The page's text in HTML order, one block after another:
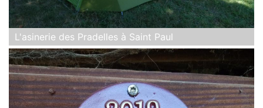
L'asinerie des Pradelles à Saint Paul